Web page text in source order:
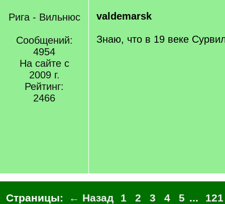
Рига - Вильнюс
Сообщений:
4954
На сайте с
2009 г.
Рейтинг:
2466
valdemarsk
Знаю, что в 19 веке
Страницы: ← Назад 1 2 3 4 5 ...
121